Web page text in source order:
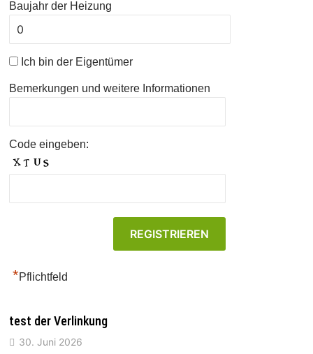
Baujahr der Heizung
Ich bin der Eigentümer
Bemerkungen und weitere Informationen
Code eingeben:
*Pflichtfeld
test der Verlinkung
30. Juni 2026